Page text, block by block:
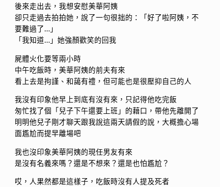
後來走出去，我想安慰美華阿姨
卻只走過去拍拍她，說了一句很拙的：「好了啦阿姨，不
要難過了…」
「我知道…」她強顏歡笑的回我
屍體火化要等兩小時
中午吃飯時，美華阿姨的前夫有來
看上去是拘謹、和藹有禮，但可能也是很壓抑自己的人
我沒有印象他早上到底有沒有來，只記得他吃完飯
匆忙找了個「兒子下午還要上班」的藉口，帶他先離開了
明明他兒子剛才聊天跟我說這兩天請假的說，大概擔心場
面尷尬而提早離場吧
我也沒印象美華阿姨的現任男友有來
是沒有名義來嗎？還是不想來？還是也怕尷尬？
哎，人果然都是這樣子，吃飯時沒有人提及死者